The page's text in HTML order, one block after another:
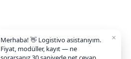
Merhaba! 👋 Logistivo asistanıyım.
Fiyat, modüller, kayıt — ne
✕